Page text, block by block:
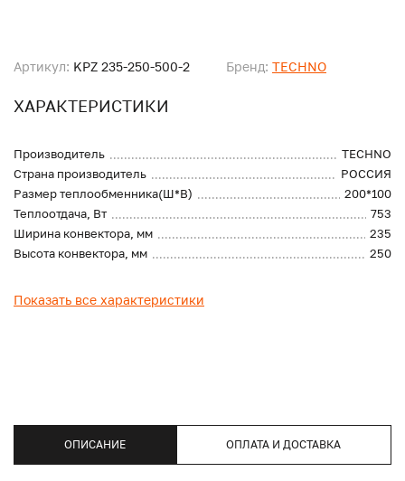
Артикул: KPZ 235-250-500-2 Бренд: TECHNO
ХАРАКТЕРИСТИКИ
Производитель
TECHNO
Страна производитель
РОССИЯ
Размер теплообменника(Ш*В)
200*100
Теплоотдача, Вт
753
Ширина конвектора, мм
235
Высота конвектора, мм
250
Показать все характеристики
ОПИСАНИЕ ОПЛАТА И ДОСТАВКА